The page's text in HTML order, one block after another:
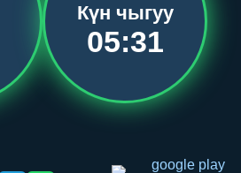
Күн чыгуу
05:31